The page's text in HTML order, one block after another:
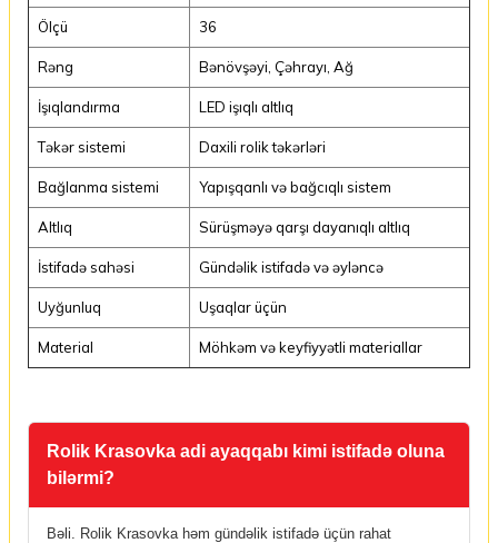
Ölçü 36
Rəng Bənövşəyi, Çəhrayı, Ağ
İşıqlandırma LED işıqlı altlıq
Təkər sistemi Daxili rolik təkərləri
Bağlanma sistemi Yapışqanlı və bağcıqlı sistem
Altlıq Sürüşməyə qarşı dayanıqlı altlıq
İstifadə sahəsi Gündəlik istifadə və əyləncə
Uyğunluq Uşaqlar üçün
Material Möhkəm və keyfiyyətli materiallar
Rolik Krasovka adi ayaqqabı kimi istifadə oluna
bilərmi?
Bəli. Rolik Krasovka həm gündəlik istifadə üçün rahat